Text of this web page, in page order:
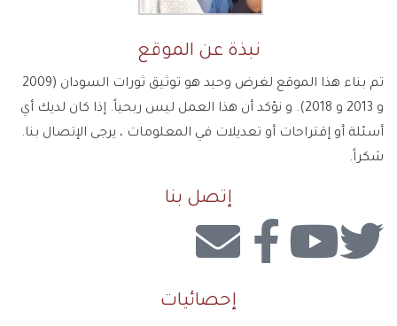
نبذة عن الموقع
تم بناء هذا الموقع لغرض وحيد هو توثيق ثورات السودان (2009
و 2013 و 2018). و نؤكد أن هذا العمل ليس ربحياً. إذا كان لديك أي
أسئلة أو إقتراحات أو تعديلات في المعلومات ، يرجى الإتصال بنا.
شكراً.
إتصل بنا
إحصائيات